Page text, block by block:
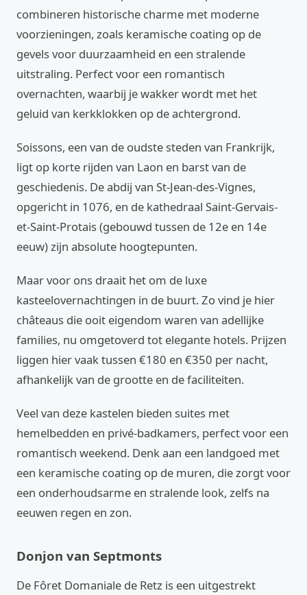
combineren historische charme met moderne
voorzieningen, zoals keramische coating op de
gevels voor duurzaamheid en een stralende
uitstraling. Perfect voor een romantisch
overnachten, waarbij je wakker wordt met het
geluid van kerkklokken op de achtergrond.
Soissons, een van de oudste steden van Frankrijk,
ligt op korte rijden van Laon en barst van de
geschiedenis. De abdij van St-Jean-des-Vignes,
opgericht in 1076, en de kathedraal Saint-Gervais-
et-Saint-Protais (gebouwd tussen de 12e en 14e
eeuw) zijn absolute hoogtepunten.
Maar voor ons draait het om de luxe
kasteelovernachtingen in de buurt. Zo vind je hier
châteaus die ooit eigendom waren van adellijke
families, nu omgetoverd tot elegante hotels. Prijzen
liggen hier vaak tussen €180 en €350 per nacht,
afhankelijk van de grootte en de faciliteiten.
Veel van deze kastelen bieden suites met
hemelbedden en privé-badkamers, perfect voor een
romantisch weekend. Denk aan een landgoed met
een keramische coating op de muren, die zorgt voor
een onderhoudsarme en stralende look, zelfs na
eeuwen regen en zon.
Donjon van Septmonts
De Fôret Domaniale de Retz is een uitgestrekt